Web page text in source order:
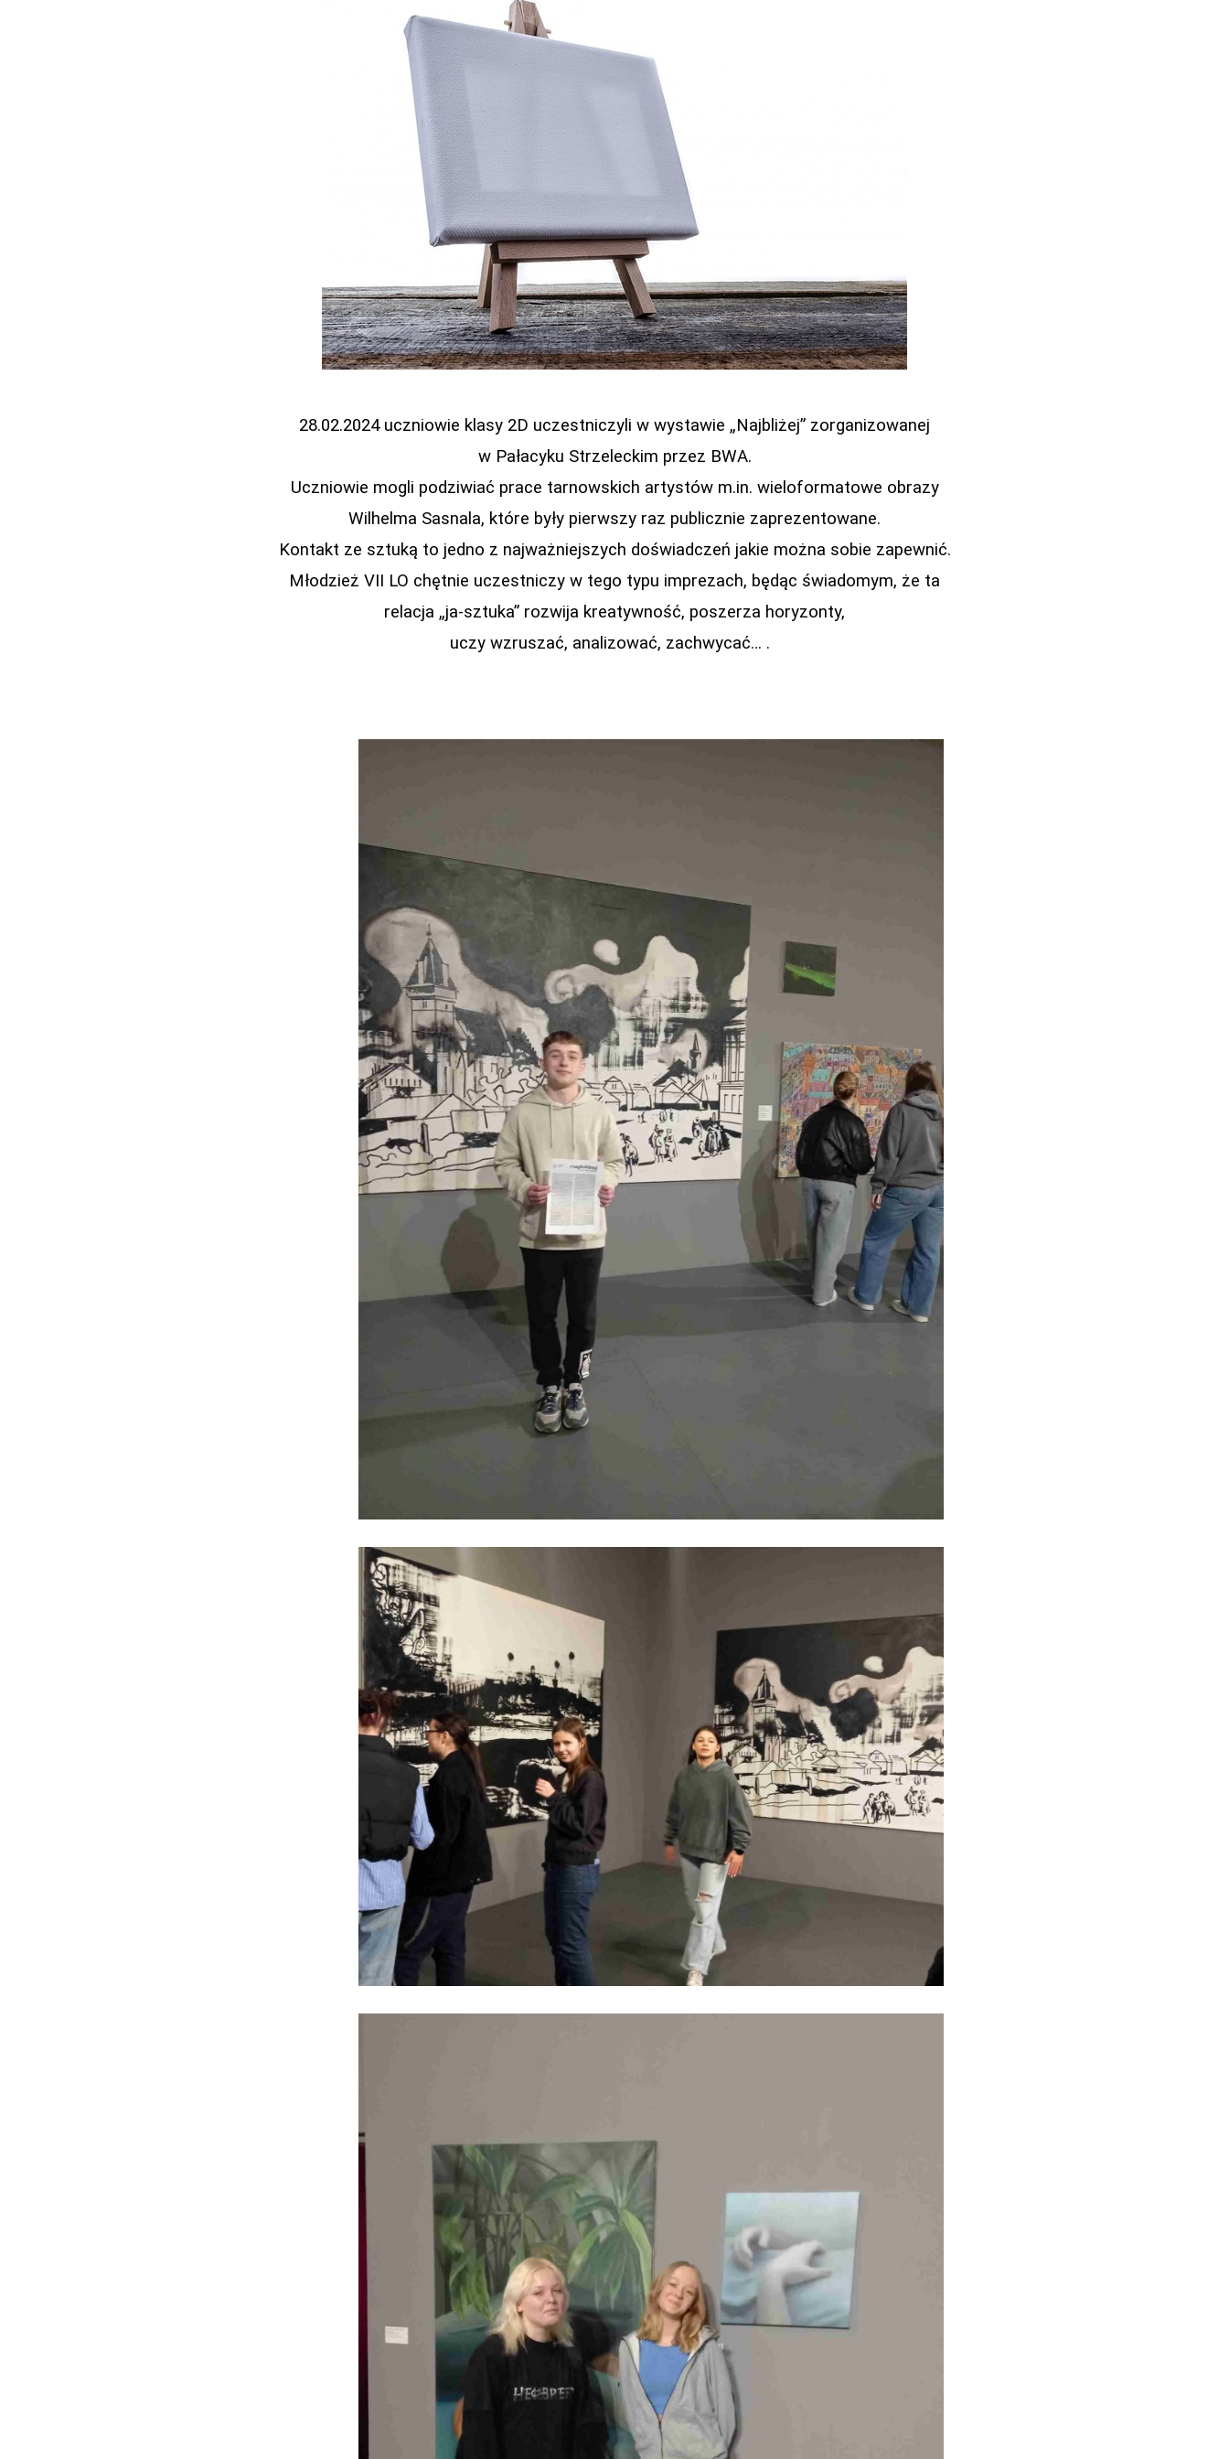
28.02.2024 uczniowie klasy 2D uczestniczyli w wystawie „Najbliżej” zorganizowanej
w Pałacyku Strzeleckim przez BWA.
Uczniowie mogli podziwiać prace tarnowskich artystów m.in. wieloformatowe obrazy
Wilhelma Sasnala, które były pierwszy raz publicznie zaprezentowane.
Kontakt ze sztuką to jedno z najważniejszych doświadczeń jakie można sobie zapewnić.
Młodzież VII LO chętnie uczestniczy w tego typu imprezach, będąc świadomym, że ta
relacja „ja-sztuka” rozwija kreatywność, poszerza horyzonty,
uczy wzruszać, analizować, zachwycać… .